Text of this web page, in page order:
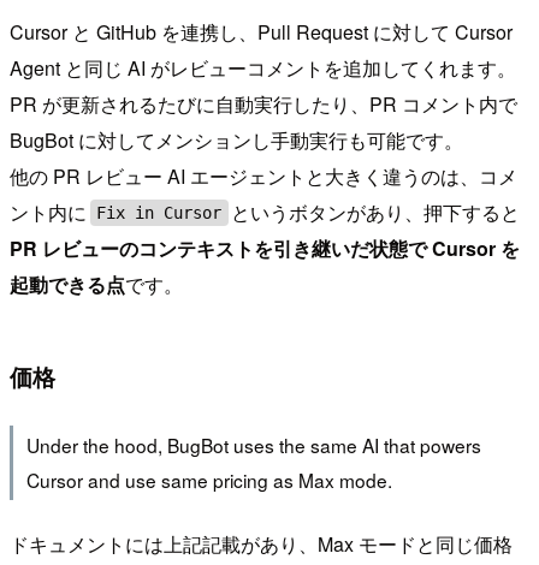
Cursor と GitHub を連携し、Pull Request に対して Cursor
Agent と同じ AI がレビューコメントを追加してくれます。
PR が更新されるたびに自動実行したり、PR コメント内で
BugBot に対してメンションし手動実行も可能です。
他の PR レビュー AI エージェントと大きく違うのは、コメ
ント内に
Fix in Cursor
というボタンがあり、押下すると
PR レビューのコンテキストを引き継いだ状態で Cursor を
起動できる点です。
価格
Under the hood, BugBot uses the same AI that powers
Cursor and use same pricing as Max mode.
ドキュメントには上記記載があり、Max モードと同じ価格